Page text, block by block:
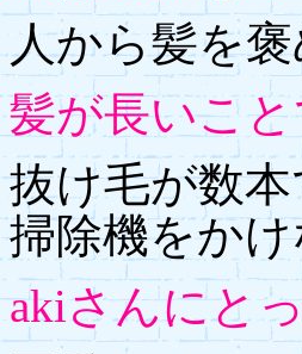
人から髪を
髪が長いこ
抜け毛が数
掃除機をか
akiさんにと